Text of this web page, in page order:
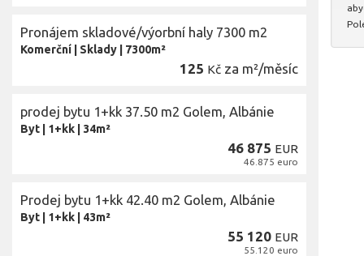
Pronájem skladové/výorbní haly 7300 m2
Komerční Sklady 7300m²
125 Kč za m²/měsíc
prodej bytu 1+kk 37.50 m2 Golem, Albánie
Byt 1+kk 34m²
46 875 EUR
46.875 euro
Prodej bytu 1+kk 42.40 m2 Golem, Albánie
Byt 1+kk 43m²
55 120 EUR
55.120 euro